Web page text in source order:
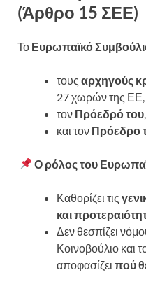
(Άρθρο 15 ΣΕΕ)
Το Ευρωπαϊκό
τους αρχηγούς
27 χωρών της ΕΕ,
τον Πρόεδρό του
και τον Πρόεδρο
Ο ρόλος του
Καθορίζει τις
και
Δεν θεσπίζει
Κοινοβούλιο και
αποφασίζει πού